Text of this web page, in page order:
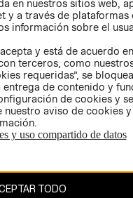
LIBRO DE
en nuestros sitios web,
y a través de plataformas
información sobre el
y está de acuerdo
terceros, como
requeridas”, se
de contenido y
de cookies y
nuestro aviso de cookies
y uso compartido de datos
TODO